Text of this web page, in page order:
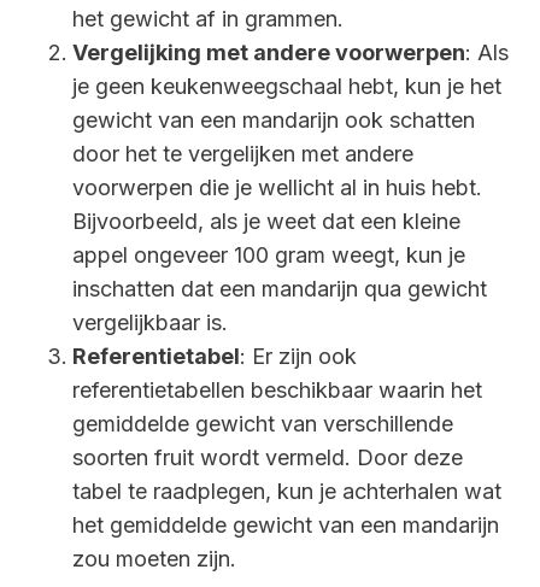
het gewicht af in grammen.
Vergelijking met andere voorwerpen: Als
je geen keukenweegschaal hebt, kun je het
gewicht van een mandarijn ook schatten
door het te vergelijken met andere
voorwerpen die je wellicht al in huis hebt.
Bijvoorbeeld, als je weet dat een kleine
appel ongeveer 100 gram weegt, kun je
inschatten dat een mandarijn qua gewicht
vergelijkbaar is.
Referentietabel: Er zijn ook
referentietabellen beschikbaar waarin het
gemiddelde gewicht van verschillende
soorten fruit wordt vermeld. Door deze
tabel te raadplegen, kun je achterhalen wat
het gemiddelde gewicht van een mandarijn
zou moeten zijn.